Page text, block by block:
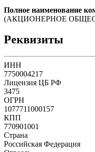
Полное наименование
(АКЦИОНЕРНОЕ
Реквизиты
ИНН
7750004217
Лицензия ЦБ РФ
3475
ОГРН
1077711000157
КПП
770901001
Страна
Российская Федерация